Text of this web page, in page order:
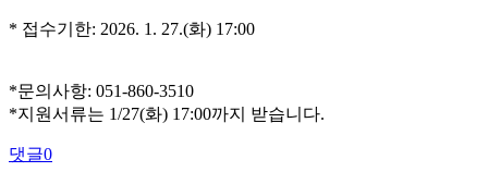
* 접수기한: 2026. 1. 27.(화) 17:00
*문의사항: 051-860-3510
*지원서류는 1/27(화) 17:00까지 받습니다.
댓글0